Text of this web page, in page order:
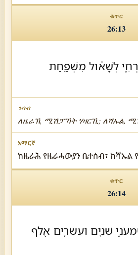
26:13
לְשָׁא֕וּל מִשְׁפַּ֖חַת
ለዜራኽ, ሚሽፓኻት ሃዛርኺ; ለሻኡል,
ከዜራሕ የዜራሓውያን ቤተሰብ፣ ከሻኡል
26:14
שְׁנַ֧יִם וְעֶשְׂרִ֛ים אֶ֖לֶף